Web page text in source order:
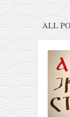
internet
ishranom do
moj haiku
momenti i
bonus sadržaj
Svetlopis
zakonopravilo
ALL